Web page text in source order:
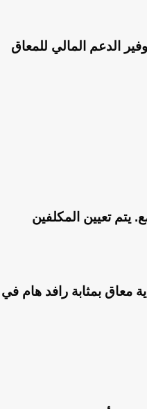
الدعم المالي للمعاق
يتم تعيين المكلفين
معاق بمثابة رافد هام في